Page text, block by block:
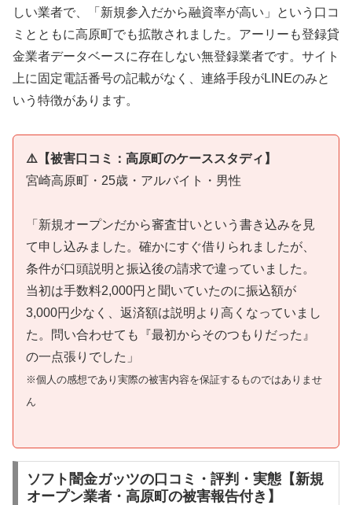
しい業者で、「新規参入だから融資率が高い」という口コ
ミとともに高原町でも拡散されました。アーリーも登録貸
金業者データベースに存在しない無登録業者です。サイト
上に固定電話番号の記載がなく、連絡手段がLINEのみと
いう特徴があります。
⚠️【被害口コミ：高原町のケーススタディ】
宮崎高原町・25歳・アルバイト・男性
「新規オープンだから審査甘いという書き込みを見
て申し込みました。確かにすぐ借りられましたが、
条件が口頭説明と振込後の請求で違っていました。
当初は手数料2,000円と聞いていたのに振込額が
3,000円少なく、返済額は説明より高くなっていまし
た。問い合わせても『最初からそのつもりだった』
の一点張りでした」
※個人の感想であり実際の被害内容を保証するものではありませ
ん
ソフト闇金ガッツの口コミ・評判・実態【新規
オープン業者・高原町の被害報告付き】